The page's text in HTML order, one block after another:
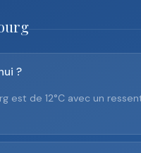
?
est de 12°C avec un